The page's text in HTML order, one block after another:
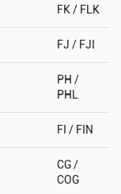
FK / FLK
FJ / FJI
PH /
PHL
FI / FIN
CG /
COG